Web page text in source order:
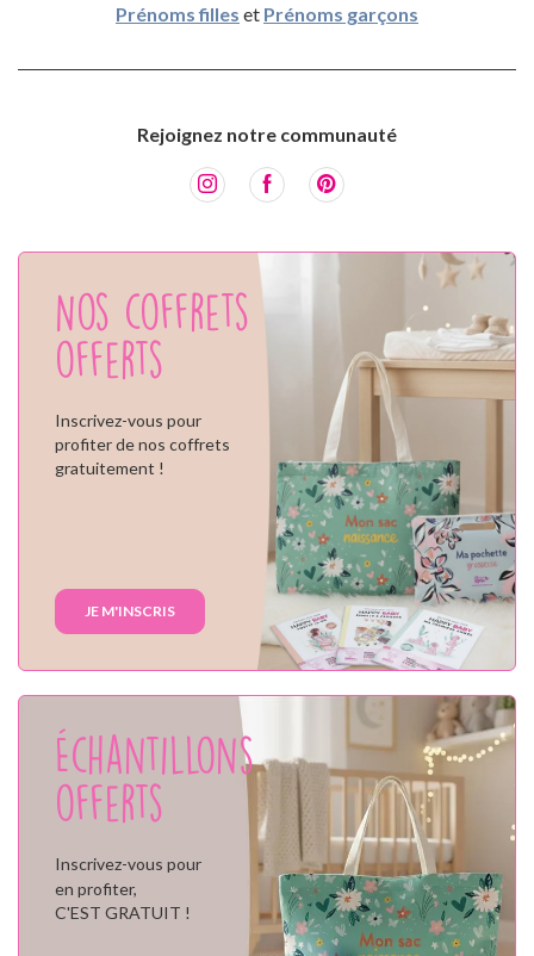
Prénoms filles et Prénoms garçons
Rejoignez notre communauté
Nos coffrets
offerts
Inscrivez-vous pour
profiter de nos coffrets
gratuitement !
JE M'INSCRIS
Échantillons
offerts
Inscrivez-vous pour
en profiter,
C'EST GRATUIT !